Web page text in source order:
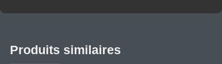
Produits similaires